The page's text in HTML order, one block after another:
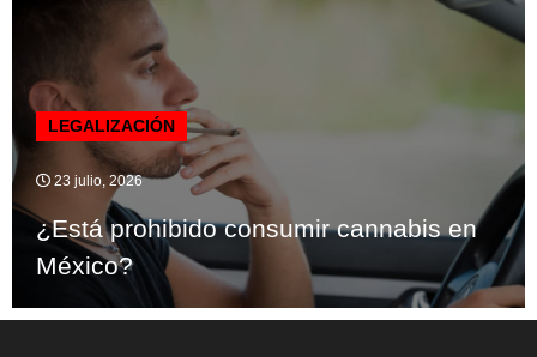
LEGALIZACIÓN
23 julio, 2026
¿Está prohibido consumir cannabis en
México?